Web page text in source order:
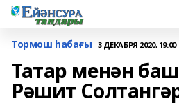
Тормош һабағы 3 ДЕКАБРЯ 2020, 19:00
Татар менән
Рәшит